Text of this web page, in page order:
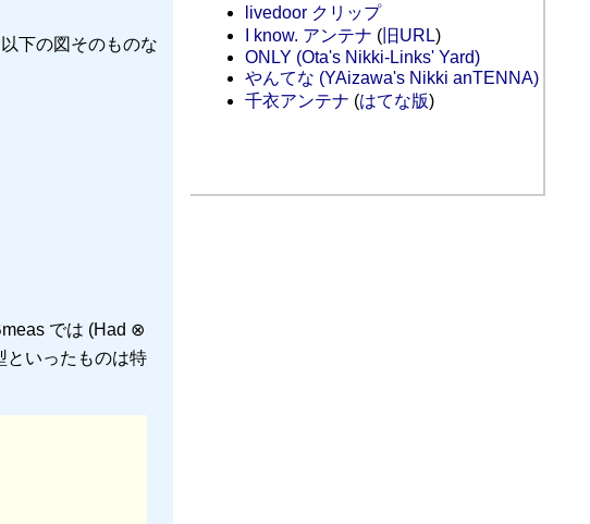
下の図そのものな
では (Had ⊗
といったものは特
livedoor クリップ
I know. アンテナ ( 旧URL)
ONLY (Ota's Nikki-Links' Yard)
やんてな (YAizawa's Nikki anTENNA)
千衣アンテナ (はてな版)